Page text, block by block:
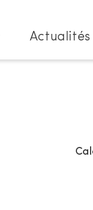
Actualités